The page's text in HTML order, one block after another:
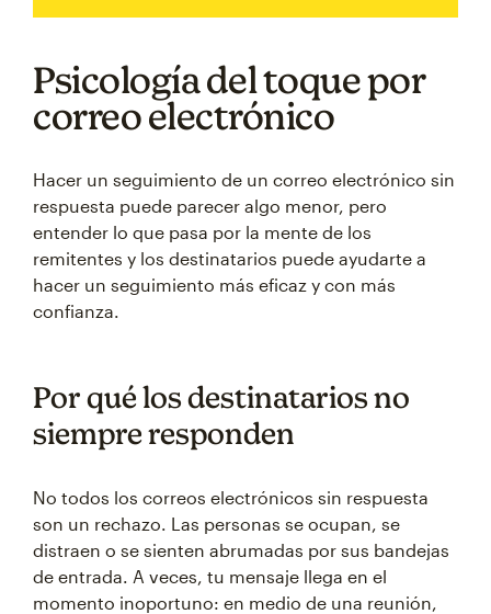
Psicología del toque por
correo electrónico
Hacer un seguimiento de un correo electrónico sin
respuesta puede parecer algo menor, pero
entender lo que pasa por la mente de los
remitentes y los destinatarios puede ayudarte a
hacer un seguimiento más eficaz y con más
confianza.
Por qué los destinatarios no
siempre responden
No todos los correos electrónicos sin respuesta
son un rechazo. Las personas se ocupan, se
distraen o se sienten abrumadas por sus bandejas
de entrada. A veces, tu mensaje llega en el
momento inoportuno: en medio de una reunión,